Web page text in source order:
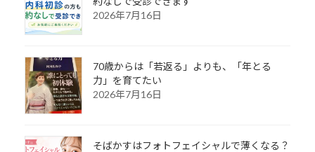
2026年7月16日
70歳からは「若返る」よりも、「年とる
力」を育てたい
2026年7月16日
そばかすはフォトフェイシャルで薄くなる？